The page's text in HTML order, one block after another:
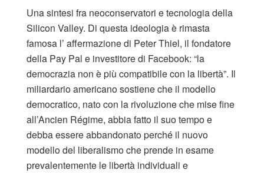
Una sintesi fra neoconservatori e tecnologia della
Silicon Valley. Di questa ideologia è rimasta
famosa l’ affermazione di Peter Thiel, il fondatore
della Pay Pal e investitore di Facebook: “la
democrazia non è più compatibile con la libertà”. Il
miliardario americano sostiene che il modello
democratico, nato con la rivoluzione che mise fine
all’Ancien Régime, abbia fatto il suo tempo e
debba essere abbandonato perché il nuovo
modello del liberalismo che prende in esame
prevalentemente le libertà individuali e